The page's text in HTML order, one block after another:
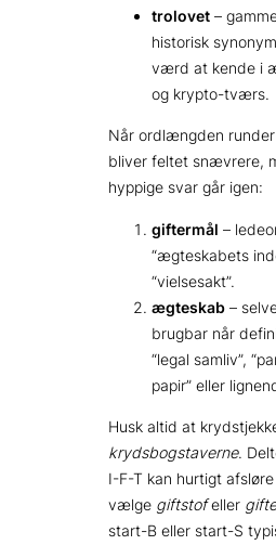
trolovet –
historisk
værd at kende i
og krypto-tværs.
Når ordlængden
bliver feltet snævrere,
hyppige svar går igen:
giftermål –
“ægteskabets
“vielsesakt”.
ægteskab –
brugbar når
“legal samliv”,
papir” eller
Husk altid at
krydsbogstaverne.
I-F-T kan hurtigt
vælge giftstofeller
start-B eller start-S